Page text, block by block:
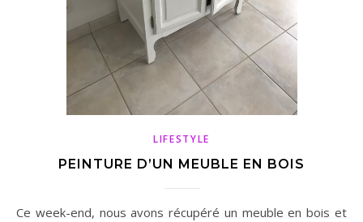
LIFESTYLE
PEINTURE D’UN MEUBLE EN BOIS
Ce week-end, nous avons récupéré un meuble en bois et